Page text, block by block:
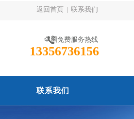
返回首页 联系我们
全国免费服务热线
13356736156
联系我们